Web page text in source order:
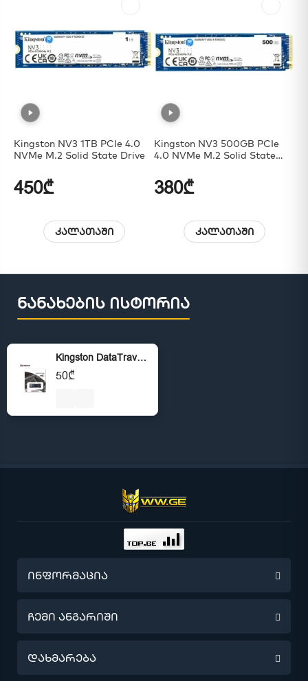
Kingston NV3 1TB PCIe 4.0
NVMe M.2 Solid State Drive
450₾
კალათაში
Kingston NV3 500GB PCIe
4.0 NVMe M.2 Solid State
380₾
კალათაში
ნანახების ისტორია
Kingston DataTraveler Exodia Onyx 128GB
50₾
ინფორმაცია
წინასწარი შეკვეთა
ჩემი ანგარიში
ჩემი ანგარიში
დახმარება